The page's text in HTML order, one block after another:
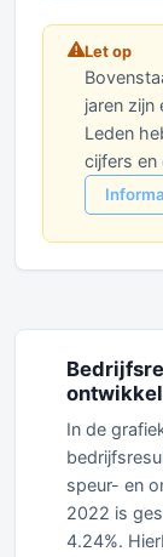
Let op
jaren zijn
Leden
cijfers en
In de
speur- en
2022 is
4.24%.